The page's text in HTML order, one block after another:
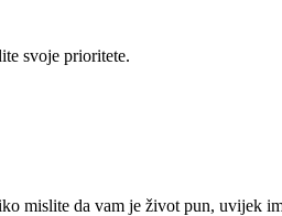
svoje prioritete.
mislite da vam je život pun, uvijek